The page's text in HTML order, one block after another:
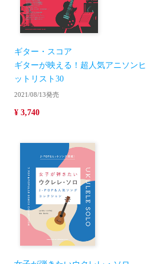
ギター・スコア
ギターが映える！超人気アニソンヒ
ットリスト30
2021/08/13発売
¥ 3,740